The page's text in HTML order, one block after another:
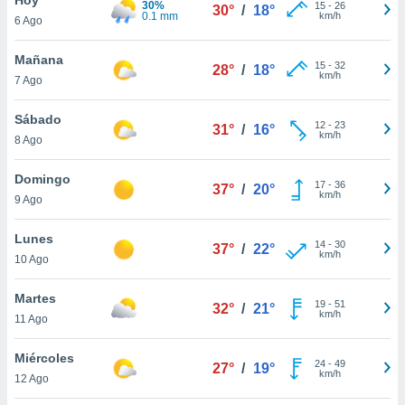
en
más
nuestra
de
cookies
aceptar
6 Ago
30%
0.1 mm
30° / 18° 15- 26
km/h
Mañana
7 Ago
28° / 18° 15- 32
km/h
Sábado
8 Ago
31° / 16° 12- 23
km/h
Domingo
9 Ago
37° / 20° 17- 36
km/h
Lunes
10 Ago
37° / 22° 14- 30
km/h
Martes
11 Ago
32° / 21° 19- 51
km/h
Miércoles
12 Ago
27° / 19° 24- 49
km/h